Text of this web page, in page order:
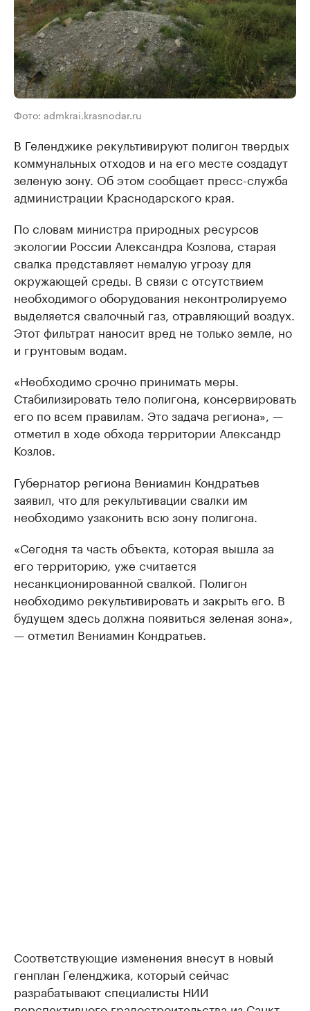
Фото: admkrai.krasnodar.ru
В Геленджике рекультивируют полигон твердых
коммунальных отходов и на его месте создадут
зеленую зону. Об этом сообщает пресс-служба
администрации Краснодарского края.
По словам министра природных ресурсов
экологии России Александра Козлова, старая
свалка представляет немалую угрозу для
окружающей среды. В связи с отсутствием
необходимого оборудования неконтролируемо
выделяется свалочный газ, отравляющий воздух.
Этот фильтрат наносит вред не только земле, но
и грунтовым водам.
«Необходимо срочно принимать меры.
Стабилизировать тело полигона, консервировать
его по всем правилам. Это задача региона», —
отметил в ходе обхода территории Александр
Козлов.
Губернатор региона Вениамин Кондратьев
заявил, что для рекультивации свалки им
необходимо узаконить всю зону полигона.
«Сегодня та часть объекта, которая вышла за
его территорию, уже считается
несанкционированной свалкой. Полигон
необходимо рекультивировать и закрыть его. В
будущем здесь должна появиться зеленая зона»,
— отметил Вениамин Кондратьев.
Соответствующие изменения внесут в новый
генплан Геленджика, который сейчас
разрабатывают специалисты НИИ